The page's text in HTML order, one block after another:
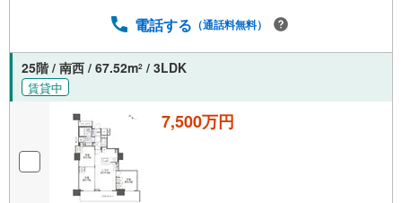
電話する （通話料無料）
25階 / 南西 / 67.52m2 / 3LDK
賃貸中
7,500万円